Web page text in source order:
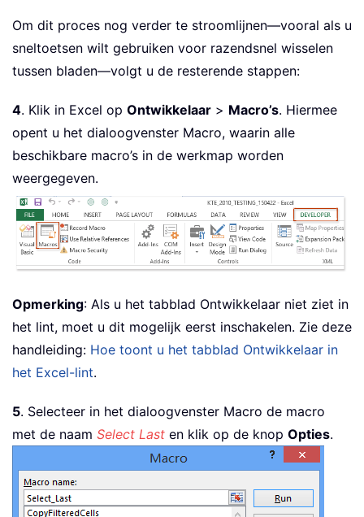
Om dit proces nog verder te stroomlijnen—vooral als u
sneltoetsen wilt gebruiken voor razendsnel wisselen
tussen bladen—volgt u de resterende stappen:
4. Klik in Excel op Ontwikkelaar > Macro’s. Hiermee
opent u het dialoogvenster Macro, waarin alle
beschikbare macro’s in de werkmap worden
weergegeven.
Opmerking: Als u het tabblad Ontwikkelaar niet ziet in
het lint, moet u dit mogelijk eerst inschakelen. Zie deze
handleiding: Hoe toont u het tabblad Ontwikkelaar in
het Excel-lint.
5. Selecteer in het dialoogvenster Macro de macro
met de naam Select Last en klik op de knop Opties.